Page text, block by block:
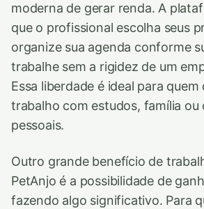
moderna de gerar renda. A
que o profissional escolha seus
organize sua agenda conforme
trabalhe sem a rigidez de um
Essa liberdade é ideal para
trabalho com estudos, família
pessoais.
Outro grande benefício de
PetAnjo é a possibilidade de
fazendo algo significativo. Para